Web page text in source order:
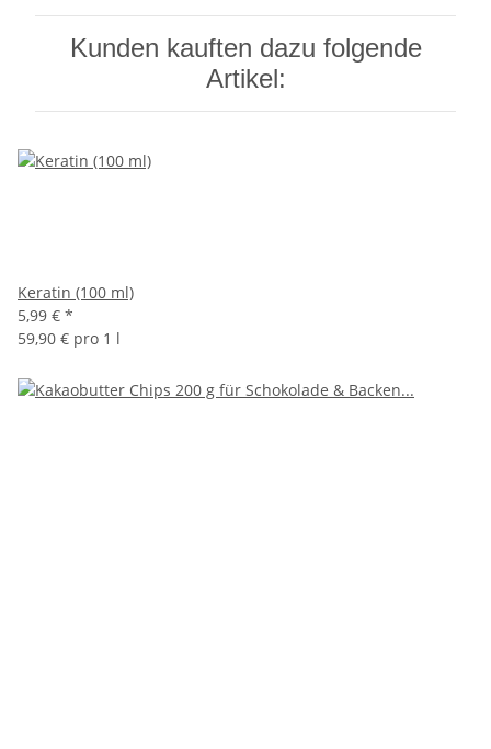
Kunden kauften dazu folgende
Artikel:
Keratin (100 ml)
5,99 € *
59,90 € pro 1 l